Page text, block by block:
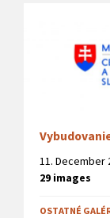
11. December
29 images
OSTATNÉ